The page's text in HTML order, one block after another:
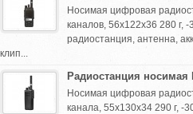
Носимая цифровая
каналов, 56х122х36 280 г,
радиостанция, антенна,
клип...
Радиостанция носимая
Носимая цифровая
канала, 55х130х34 290 г, -